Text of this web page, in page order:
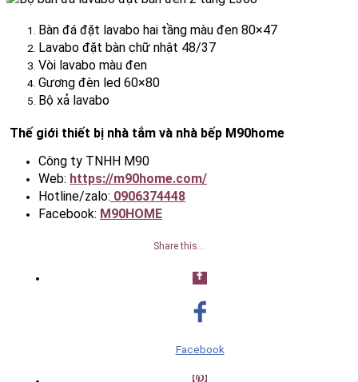
Bàn đá đặt lavabo hai tầng màu đen 80×47
Lavabo đặt bàn chữ nhật 48/37
Vòi lavabo màu đen
Gương đèn led 60×80
Bộ xả lavabo
Thế giới thiết bị nhà tắm và nhà bếp M90home
Công ty TNHH M90
Web: https://m90home.com/
Hotline/zalo: 0906374448
Facebook: M90HOME
Share this…
Facebook